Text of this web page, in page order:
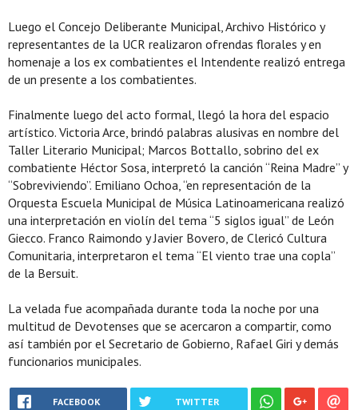
Luego el Concejo Deliberante Municipal, Archivo Histórico y
representantes de la UCR realizaron ofrendas florales y en
homenaje a los ex combatientes el Intendente realizó entrega
de un presente a los combatientes.
Finalmente luego del acto formal, llegó la hora del espacio
artístico. Victoria Arce, brindó palabras alusivas en nombre del
Taller Literario Municipal; Marcos Bottallo, sobrino del ex
combatiente Héctor Sosa, interpretó la canción “Reina Madre” y
“Sobreviviendo”. Emiliano Ochoa, “en representación de la
Orquesta Escuela Municipal de Música Latinoamericana realizó
una interpretación en violín del tema “5 siglos igual” de León
Giecco. Franco Raimondo y Javier Bovero, de Clericó Cultura
Comunitaria, interpretaron el tema “El viento trae una copla”
de la Bersuit.
La velada fue acompañada durante toda la noche por una
multitud de Devotenses que se acercaron a compartir, como
así también por el Secretario de Gobierno, Rafael Giri y demás
funcionarios municipales.
FACEBOOK TWITTER